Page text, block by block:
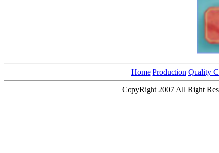
Home Production Quality
CopyRight 2007.All Right